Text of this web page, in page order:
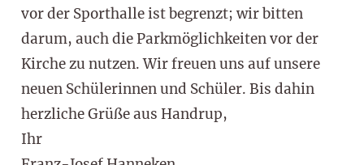
vor der Sporthalle ist begrenzt; wir bitten
darum, auch die Parkmöglichkeiten vor der
Kirche zu nutzen. Wir freuen uns auf unsere
neuen Schülerinnen und Schüler. Bis dahin
herzliche Grüße aus Handrup,
Ihr